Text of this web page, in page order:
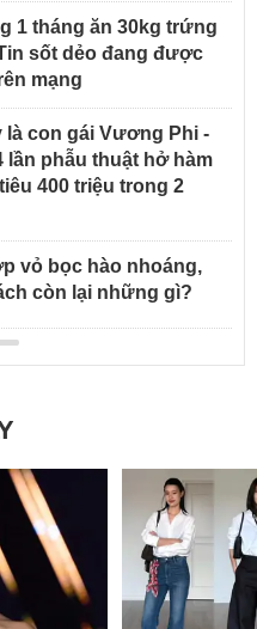
1 tháng ăn 30kg trứng
sốt dẻo đang được
mạng
là con gái Vương Phi -
lần phẫu thuật hở hàm
400 triệu trong 2
vỏ bọc hào nhoáng,
còn lại những gì?